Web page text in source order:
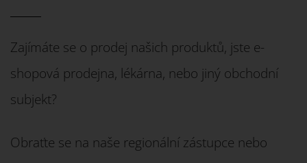
Zajímáte se o prodej našich produktů, jste e-
shopová prodejna, lékárna, nebo jiný obchodní
subjekt?
Obraťte se na naše regionální zástupce nebo